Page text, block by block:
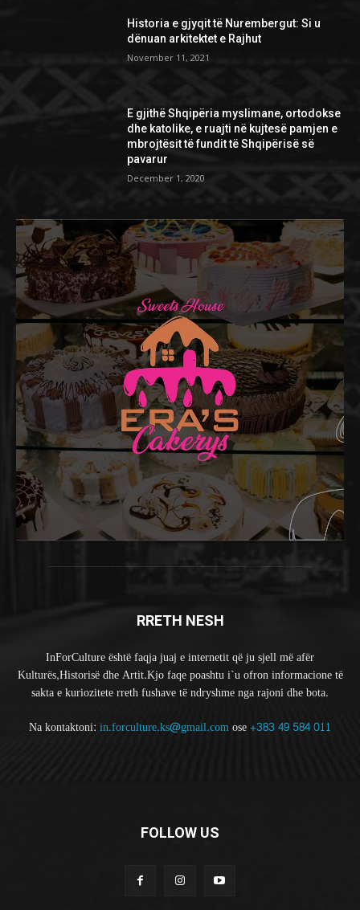
Historia e gjyqit të Nurembergut: Si u
dënuan arkitektet e Rajhut
November 11, 2021
E gjithë Shqipëria myslimane, ortodokse
dhe katolike, e ruajti në kujtesë pamjen e
mbrojtësit të fundit të Shqipërisë së
pavarur
December 1, 2020
RRETH NESH
InForCulture është faqja juaj e internetit që ju sjell më afër
Kulturës,Historisë dhe Artit.Kjo faqe poashtu i`u ofron informacione të
sakta e kuriozitete rreth fushave të ndryshme nga rajoni dhe bota.
Na kontaktoni: in.forculture.ks@gmail.comose+383 49 584 011
FOLLOW US